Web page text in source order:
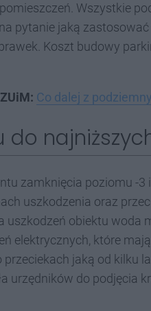
Wszystkie
pytanie jaką
Koszt budowy
Co dalej z
do
zamknięcia poziomu -
uszkodzenia oraz
uszkodzeń obiektu woda
elektrycznych, które
jaką od kilku
urzędników do podjęcia